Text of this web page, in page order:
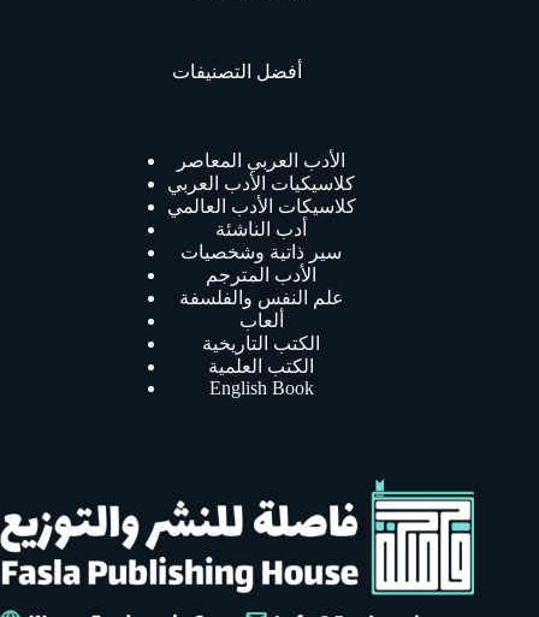
أفضل التصنيفات
الأدب العربي المعاصر
كلاسيكيات الأدب العربي
كلاسيكات الأدب العالمي
أدب الناشئة
سير ذاتية وشخصيات
الأدب المترجم
علم النفس والفلسفة
ألعاب
الكتب التاريخية
الكتب العلمية
English Book